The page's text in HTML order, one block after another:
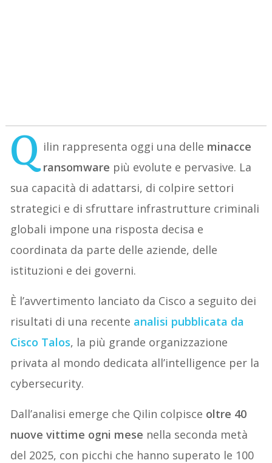
Q ilin rappresenta oggi una delle minacce
ransomware più evolute e pervasive. La
sua capacità di adattarsi, di colpire settori
strategici e di sfruttare infrastrutture criminali
globali impone una risposta decisa e
coordinata da parte delle aziende, delle
istituzioni e dei governi.
È l’avvertimento lanciato da Cisco a seguito dei
risultati di una recente analisi pubblicata da
Cisco Talos, la più grande organizzazione
privata al mondo dedicata all’intelligence per la
cybersecurity.
Dall’analisi emerge che Qilin colpisce oltre 40
nuove vittime ogni mese nella seconda metà
del 2025, con picchi che hanno superato le 100